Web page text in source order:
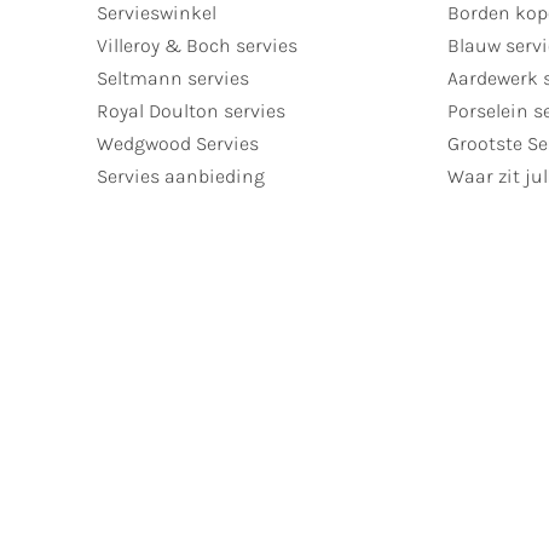
Servieswinkel
Villeroy & Boch servies
Seltmann servies
Royal Doulton servies
Wedgwood Servies
Servies aanbieding
Borden
Blauw
Aardewerk
Porselein
Grootste
Waar zit